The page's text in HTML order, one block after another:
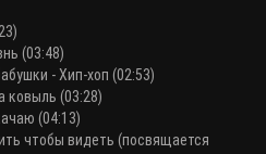
(03:48)
- Хип-хоп (02:53)
ковыль (03:28)
(04:13)
чтобы видеть (посвящается